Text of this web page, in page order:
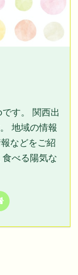
す。 関西出
地域の情報
などをご紹
べる陽気な